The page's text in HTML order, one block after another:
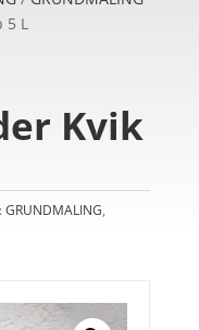
5 L
Kvik
GRUNDMALING,